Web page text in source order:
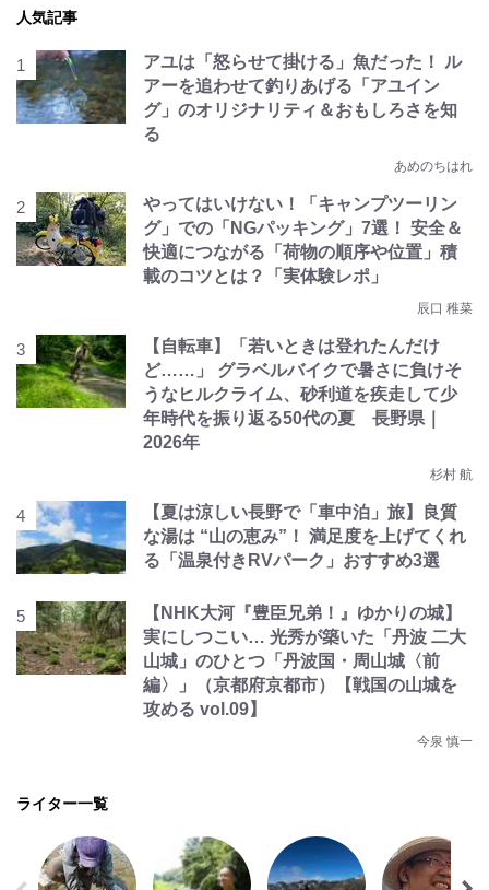
人気記事
アユは「怒らせて掛ける」魚だった！ ル
アーを追わせて釣りあげる「アユイン
グ」のオリジナリティ＆おもしろさを知
る
あめのちはれ
やってはいけない！「キャンプツーリン
グ」での「NGパッキング」7選！ 安全＆
快適につながる「荷物の順序や位置」積
載のコツとは？「実体験レポ」
辰口 稚菜
【自転車】「若いときは登れたんだけ
ど……」 グラベルバイクで暑さに負けそ
うなヒルクライム、砂利道を疾走して少
年時代を振り返る50代の夏 長野県｜
2026年
杉村 航
【夏は涼しい長野で「車中泊」旅】良質
な湯は “山の恵み”！ 満足度を上げてくれ
る「温泉付きRVパーク」おすすめ3選
【NHK大河『豊臣兄弟！』ゆかりの城】
実にしつこい… 光秀が築いた「丹波 二大
山城」のひとつ「丹波国・周山城〈前
編〉」（京都府京都市）【戦国の山城を
攻める vol.09】
今泉 慎一
ライター一覧